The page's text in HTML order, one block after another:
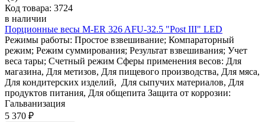
Код товара: 3724
в наличии
Порционные весы M-ER 326 AFU-32.5 "Post III" LED
Режимы работы: Простое взвешивание; Компараторный
режим; Режим суммирования; Результат взвешивания; Учет
веса тары; Счетный режим Сферы применения весов: Для
магазина, Для метизов, Для пищевого производства, Для мяса,
Для кондитерских изделий, Для сыпучих материалов, Для
продуктов питания, Для общепита Защита от коррозии:
Гальванизация
5 370 ₽